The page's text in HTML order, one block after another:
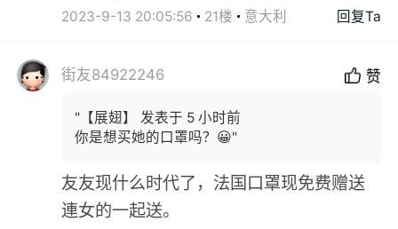
2023-9-13 20:05:56 21楼 意大利 回复Ta
街友84922246 赞
"【展翅】 发表于 5 小时前
你是想买她的口罩吗？😀"
友友现什么时代了，法国口罩现免费赠送
連女的一起送。